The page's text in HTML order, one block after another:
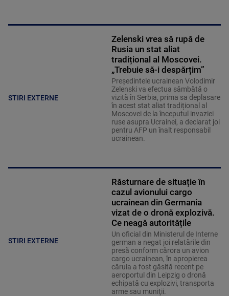
STIRI EXTERNE
Zelenski vrea să rupă de
Rusia un stat aliat
tradițional al Moscovei.
„Trebuie să-i despărțim”
Președintele ucrainean Volodimir
Zelenski va efectua sâmbătă o
vizită în Serbia, prima sa deplasare
în acest stat aliat tradițional al
Moscovei de la începutul invaziei
ruse asupra Ucrainei, a declarat joi
pentru AFP un înalt responsabil
ucrainean.
STIRI EXTERNE
Răsturnare de situație în
cazul avionului cargo
ucrainean din Germania
vizat de o dronă explozivă.
Ce neagă autoritățile
Un oficial din Ministerul de Interne
german a negat joi relatările din
presă conform cărora un avion
cargo ucrainean, în apropierea
căruia a fost găsită recent pe
aeroportul din Leipzig o dronă
echipată cu explozivi, transporta
arme sau muniţii.